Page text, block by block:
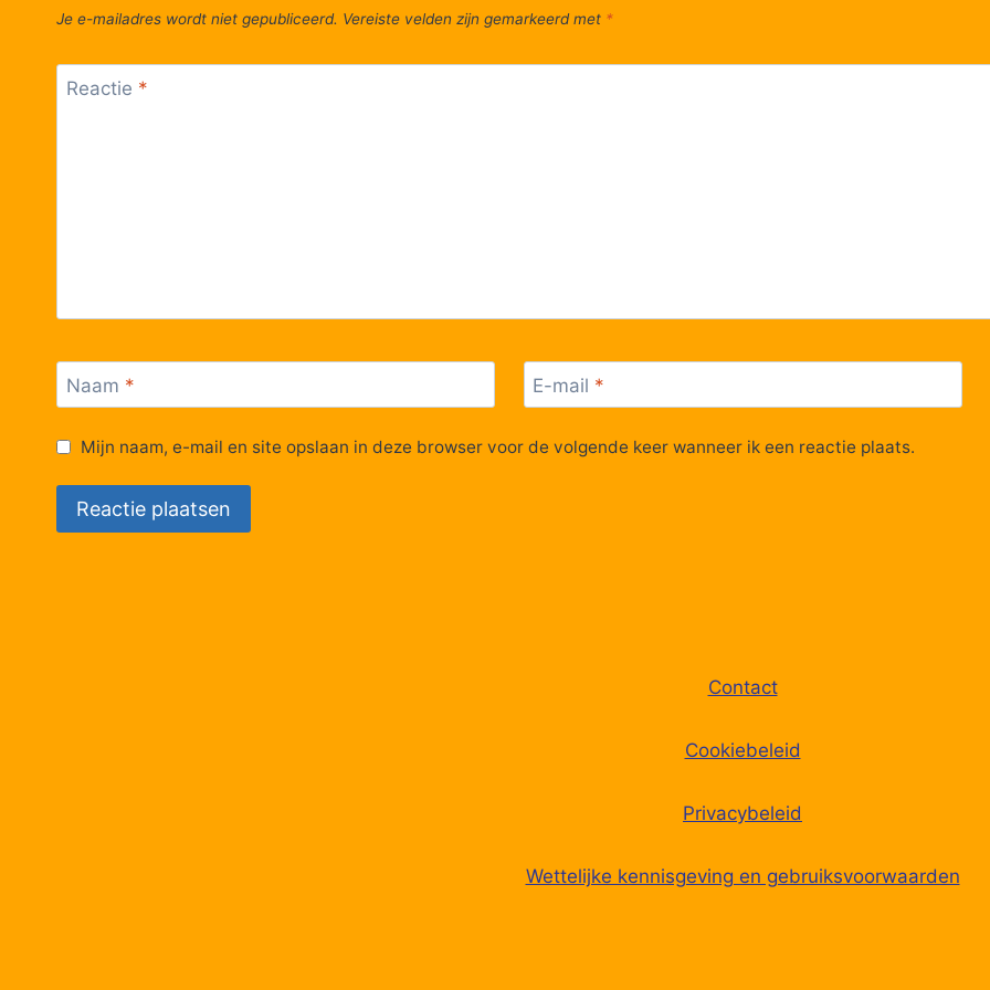
Je e-mailadres wordt niet gepubliceerd. Vereiste velden zijn gemarkeerd met *
Reactie *
Naam * E-mail *
Mijn naam, e-mail en site opslaan in deze browser voor de volgende keer wanneer ik een reactie plaats.
Contact
Cookiebeleid
Privacybeleid
Wettelijke kennisgeving en gebruiksvoorwaarden